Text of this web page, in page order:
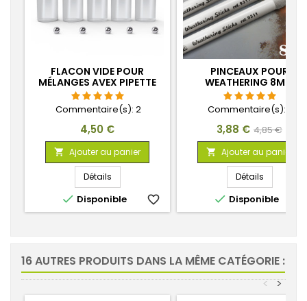
FLACON VIDE POUR
MÉLANGES AVEX PIPETTE
DOSEUSE ET BILLES
AGITATEURS
Commentaire(s): 2
Prix
4,50 €
 Ajouter au panier
Détails
 Disponible favorite_border
PINCEAUX POUR
WEATHERING 8MM
Commentaire(s):
Prix
3,88 € Prix
de
base
4,85 €
 Ajouter au panier
Détails
 Disponible
16 AUTRES PRODUITS DANS LA MÊME CATÉGORIE :
>
<